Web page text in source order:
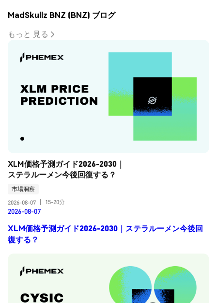
MadSkullz BNZ (BNZ) ブログ
もっと 見る
XLM価格予測ガイド2026-2030｜
ステラルーメン今後回復する？
市場洞察
2026-08-07
15-20分
2026-08-07
XLM価格予測ガイド2026-2030｜ステラルーメン今後回
復する？